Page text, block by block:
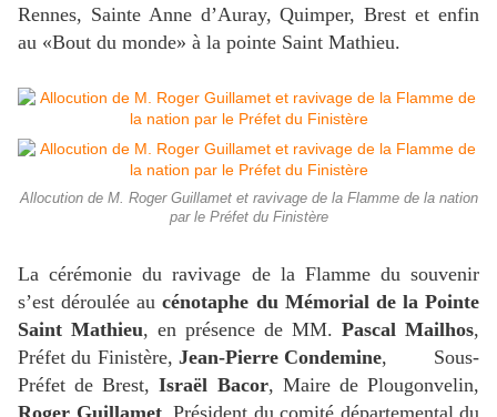
Rennes, Sainte Anne d’Auray, Quimper, Brest et enfin
au «Bout du monde» à la pointe Saint Mathieu.
Allocution de M. Roger Guillamet et ravivage de la Flamme de la nation
par le Préfet du Finistère
La cérémonie du ravivage de la Flamme du souvenir
s’est déroulée aucénotaphe du Mémorial de la Pointe
Saint Mathieu, en présence de MM. Pascal Mailhos,
Préfet du Finistère, Jean-Pierre Condemine, Sous-
Préfet de Brest,Israël Bacor, Maire de Plougonvelin,